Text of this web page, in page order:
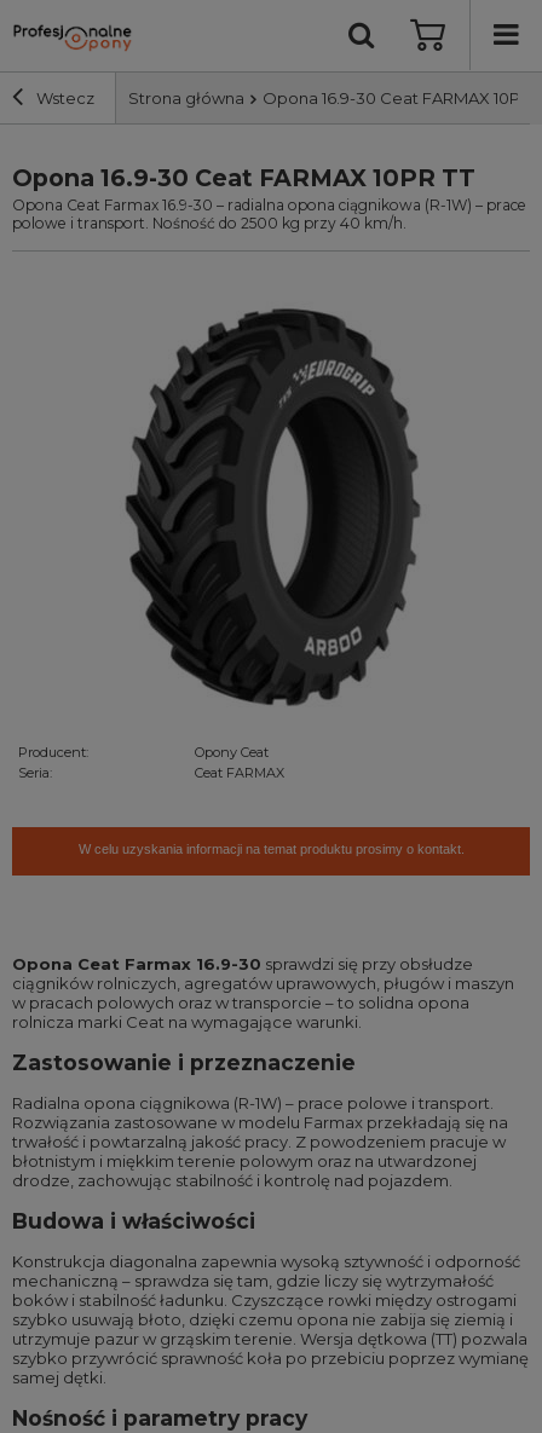
Wstecz Strona główna Opona 16.9-30 Ceat FARMAX 10PR
Szerokość i profil
Opona 16.9-30 Ceat FARMAX 10PR TT
Opona Ceat Farmax 16.9-30 – radialna opona ciągnikowa (R-1W) – prace
polowe i transport. Nośność do 2500 kg przy 40 km/h.
Producent:
Opony Ceat
Seria:
Ceat FARMAX
W celu uzyskania informacji na temat produktu prosimy o kontakt.
Opona Ceat Farmax 16.9-30 sprawdzi się przy obsłudze
ciągników rolniczych, agregatów uprawowych, pługów i maszyn
w pracach polowych oraz w transporcie – to solidna opona
rolnicza marki Ceat na wymagające warunki.
Zastosowanie i przeznaczenie
Radialna opona ciągnikowa (R-1W) – prace polowe i transport.
Rozwiązania zastosowane w modelu Farmax przekładają się na
trwałość i powtarzalną jakość pracy. Z powodzeniem pracuje w
błotnistym i miękkim terenie polowym oraz na utwardzonej
drodze, zachowując stabilność i kontrolę nad pojazdem.
Budowa i właściwości
Konstrukcja diagonalna zapewnia wysoką sztywność i odporność
mechaniczną – sprawdza się tam, gdzie liczy się wytrzymałość
boków i stabilność ładunku. Czyszczące rowki między ostrogami
szybko usuwają błoto, dzięki czemu opona nie zabija się ziemią i
utrzymuje pazur w grząskim terenie. Wersja dętkowa (TT) pozwala
szybko przywrócić sprawność koła po przebiciu poprzez wymianę
samej dętki.
Nośność i parametry pracy